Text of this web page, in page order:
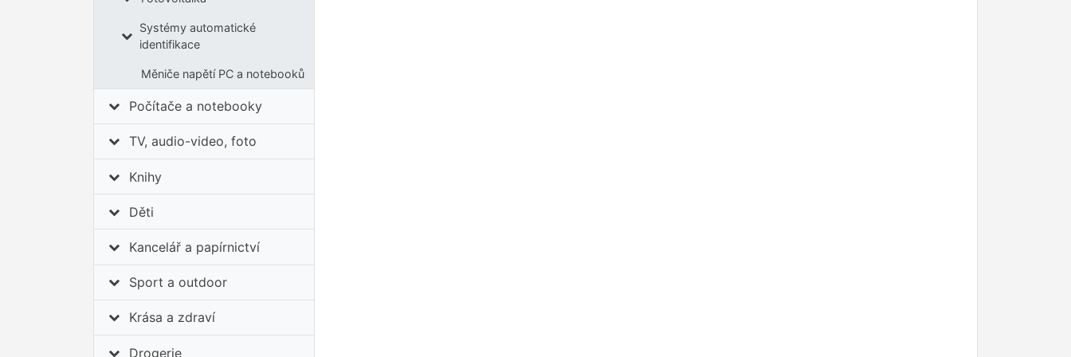
Systémy automatické
identifikace
Měniče napětí PC a notebooků
Počítače a notebooky
TV, audio-video, foto
Knihy
Děti
Kancelář a papírnictví
Sport a outdoor
Krása a zdraví
Drogerie